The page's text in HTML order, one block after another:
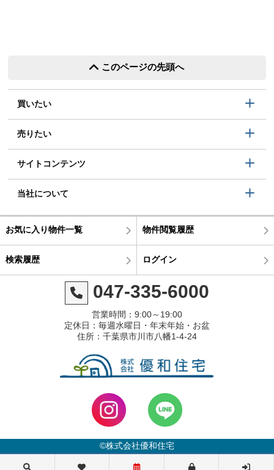
このページの先頭へ
買いたい
売りたい
サイトコンテンツ
当社について
お気に入り物件一覧 物件閲覧履歴
検索履歴 ログイン
047-335-6000
営業時間：9:00～19:00
定休日：毎週水曜日・年末年始・お盆
住所：千葉県市川市八幡1-4-24
©株式会社優和住宅